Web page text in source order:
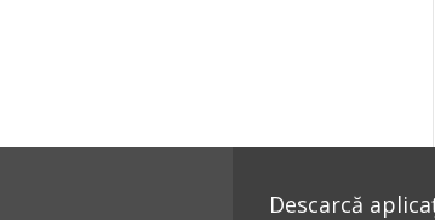
Descarcă